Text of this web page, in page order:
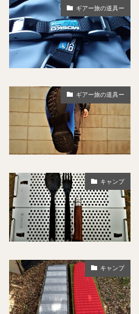
ギアー旅の道具ー
ギアー旅の道具ー
キャンプ
キャンプ